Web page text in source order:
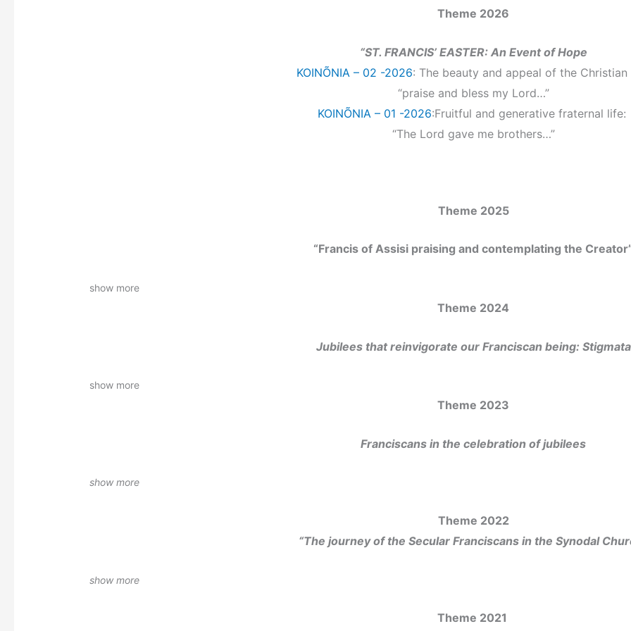
Theme 2026
“ST. FRANCIS’ EASTER: An Event of Hope
KOINÕNIA – 02 -2026: The beauty and appeal of the Christian
“praise and bless my Lord…”
KOINÕNIA – 01 -2026:Fruitful and generative fraternal life:
“The Lord gave me brothers…”
Theme 2025
“Francis of Assisi praising and contemplating the
show more
Theme 2024
Jubilees that reinvigorate our Franciscan being: Stigmata
show more
Theme 2023
Franciscans in the celebration of jubilees
show more
Theme 2022
“The journey of the Secular Franciscans in the Synodal
show more
Theme 2021